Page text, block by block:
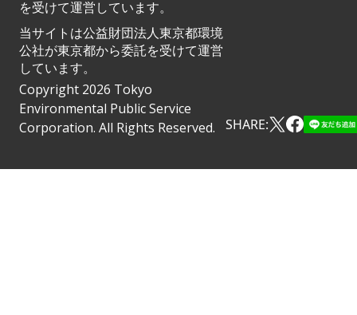
を受けて運営しています。
当サイトは公益財団法人東京都環境
公社が東京都から委託を受けて運営
しています。
Copyright 2026 Tokyo
Environmental Public Service
Corporation. All Rights Reserved.
SHARE: